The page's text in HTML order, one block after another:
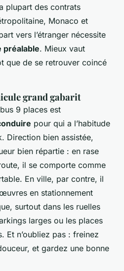
plupart des contrats
Monaco et
vers l’étranger nécessite
préalable. Mieux vaut
que de se retrouver coincé
grand gabarit
9 places est
pour qui a l’habitude
Direction bien assistée,
bien répartie : en rase
il se comporte comme
En ville, par contre, il
en stationnement
surtout dans les ruelles
larges ou les places
Et n’oubliez pas : freinez
et gardez une bonne